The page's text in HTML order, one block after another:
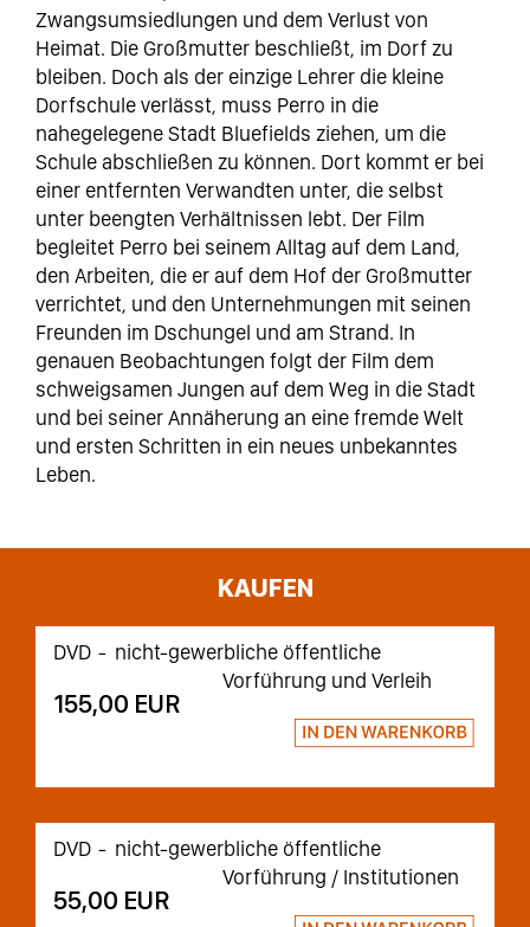
Zwangsumsiedlungen und dem Verlust von
Heimat. Die Großmutter beschließt, im Dorf zu
bleiben. Doch als der einzige Lehrer die kleine
Dorfschule verlässt, muss Perro in die
nahegelegene Stadt Bluefields ziehen, um die
Schule abschließen zu können. Dort kommt er bei
einer entfernten Verwandten unter, die selbst
unter beengten Verhältnissen lebt. Der Film
begleitet Perro bei seinem Alltag auf dem Land,
den Arbeiten, die er auf dem Hof der Großmutter
verrichtet, und den Unternehmungen mit seinen
Freunden im Dschungel und am Strand. In
genauen Beobachtungen folgt der Film dem
schweigsamen Jungen auf dem Weg in die Stadt
und bei seiner Annäherung an eine fremde Welt
und ersten Schritten in ein neues unbekanntes
Leben.
KAUFEN
DVD
nicht-gewerbliche öffentliche
Vorführung und Verleih
155,00 EUR
DVD
nicht-gewerbliche öffentliche
Vorführung / Institutionen
55,00 EUR